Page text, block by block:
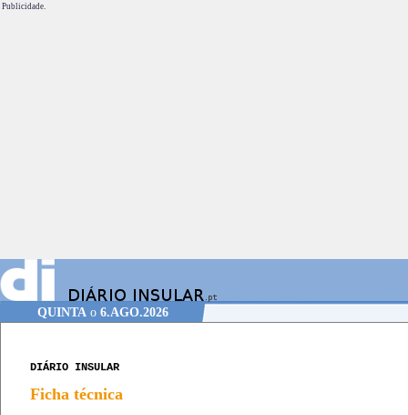
Publicidade.
QUINTAo 6.AGO.2026
DIÁRIO INSULAR
Ficha técnica